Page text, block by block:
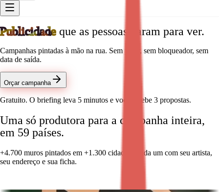
Publicidade que as pessoas param para ver.
Campanhas pintadas à mão na rua. Sem pular, sem bloqueador, sem
data de saída.
Orçar campanha
Gratuito. O briefing leva 5 minutos e você recebe 3 propostas.
Uma só produtora para a campanha inteira,
em 59 países.
+4.700 muros pintados em +1.300 cidades. Cada um com seu artista,
seu endereço e sua ficha.